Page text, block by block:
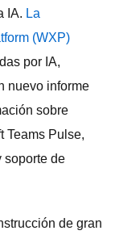
IA. La
(WXP)
por IA,
nuevo informe
sobre
Teams Pulse,
soporte de
de gran